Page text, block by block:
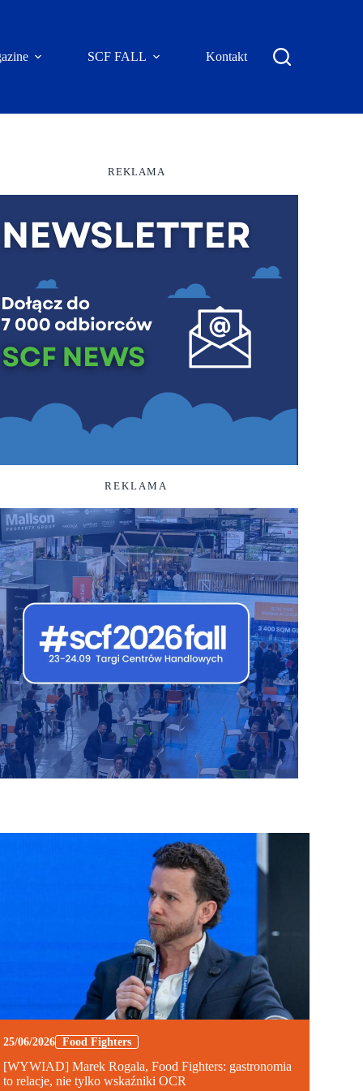
SCF FALL Kontakt
REKLAMA
REKLAMA
25/06/2026 Food Fighters
[WYWIAD] Marek Rogala, Food Fighters: gastronomia
to relacje, nie tylko wskaźniki OCR